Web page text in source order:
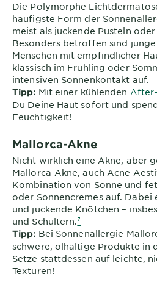
Die Polymorphe
häufigste Form der
meist als juckende Pusteln
Besonders betroffen sind
Menschen mit empfindlicher
klassisch im Frühling oder
intensiven Sonnenkontakt auf.
Tipp: Mit einer kühlenden
Du Deine Haut sofort und
Feuchtigkeit!
Mallorca-Akne
Nicht wirklich eine Akne, aber
Mallorca-Akne, auch Acne
Kombination von Sonne und
oder Sonnencremes auf. Dabei
und juckende Knötchen –
und Schultern.⁷
Tipp: Bei Sonnenallergie
schwere, ölhaltige Produkte in
Setze stattdessen auf leichte,
Texturen!